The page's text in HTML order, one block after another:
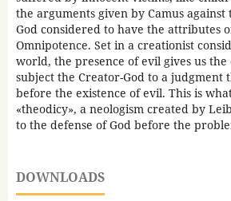
the arguments given by Camus against
God considered to have the attributes
Omnipotence. Set in a creationist
world, the presence of evil gives us
subject the Creator-God to a judgment
before the existence of evil. This is
«theodicy», a neologism created by
to the defense of God before the
DOWNLOADS